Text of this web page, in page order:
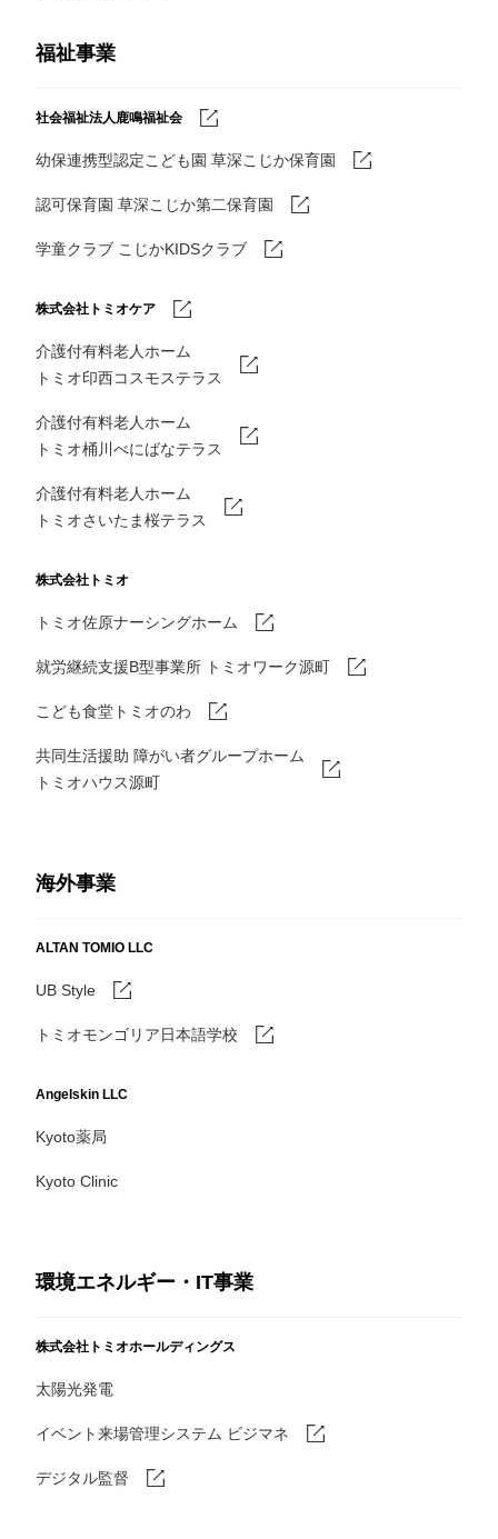
福祉事業
社会福祉法人鹿鳴福祉会
幼保連携型認定こども園 草深こじか保育園
認可保育園 草深こじか第二保育園
学童クラブ こじかKIDSクラブ
株式会社トミオケア
介護付有料老人ホーム
トミオ印西コスモステラス
介護付有料老人ホーム
トミオ桶川べにばなテラス
介護付有料老人ホーム
トミオさいたま桜テラス
株式会社トミオ
トミオ佐原ナーシングホーム
就労継続支援B型事業所 トミオワーク源町
こども食堂トミオのわ
共同生活援助 障がい者グループホーム
トミオハウス源町
海外事業
ALTAN TOMIO LLC
UB Style
トミオモンゴリア日本語学校
Angelskin LLC
Kyoto薬局
Kyoto Clinic
環境エネルギー・IT事業
株式会社トミオホールディングス
太陽光発電
イベント来場管理システム ビジマネ
デジタル監督